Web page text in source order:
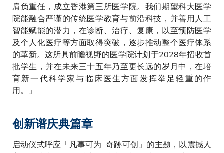
肩负重任，成立香港第三所医学院。我们期望科大医学
院能融合严谨的传统医学教育与前沿科技，并善用人工
智能赋能的潜力，在诊断、治疗、复康，以至预防医学
及个人化医疗等方面取得突破，逐步推动整个医疗体系
的革新。这所具前瞻视野的医学院计划于2028年招收首
批学生，并在未来三十五年乃至更长远的岁月中，在培
育新一代科学家与临床医生方面发挥举足轻重的作
用。」
创新谱庆典篇章
启动仪式呼应「凡事可为 奇跡可创」的主题，以震撼人